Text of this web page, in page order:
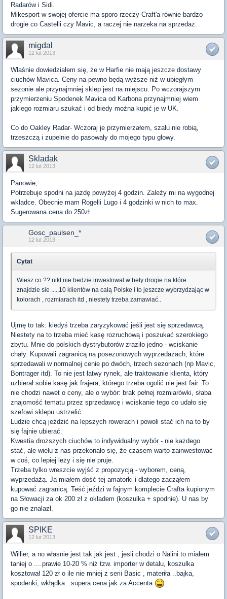
Radarów i Sidi.
Mikesport w swojej ofercie ma sporo rzeczy Craft'a równie bardzo
drogie co Castelli czy Mavic, a raczej nie narzeka na sprzedaż.
migdal
12 lut 2013
Właśnie dowiedziałem się, że w Harfie nie mają jeszcze dostawy
ciuchów Mavica. Ceny na pewno będą wyższe niż w ubiegłym
sezonie ale przynajmniej sklep jest na miejscu. Po wczorajszym
przymierzeniu Spodenek Mavica od Karbona przynajmniej wiem
jakiego rozmiaru szukać i od biedy można kupić je w UK.
Co do Oakley Radar- Wczoraj je przymierzałem, szału nie robią,
trzeszczą i zupelnie do pasowały do mojego typu głowy.
Skladak
12 lut 2013
Panowie,
Potrzebuje spodni na jazdę powyżej 4 godzin. Zależy mi na wygodnej
wkładce. Obecnie mam Rogelli Lugo i 4 godzinki w nich to max.
Sugerowana cena do 250zł.
Gosc_paulsen_*
12 lut 2013
Cytat
Wiesz co ?? nikt nie bedzie inwestował w bety drogie na które
znajdzie sie .....10 klientów na całą Polske i to jeszcze wybrzydzając w
kolorach , rozmiarach itd , niestety trzeba zamawiać..
Ujmę to tak: kiedyś trzeba zaryzykować jeśli jest się sprzedawcą.
Niestety na to trzeba mieć kasę rozruchową i poszukać szerokiego
zbytu. Mnie do polskich dystrybutorów zraziło jedno - wciskanie
chały. Kupowali zagranicą na posezonowych wyprzedażach, które
sprzedawali w normalnej cenie po dwóch, trzech sezonach (np Mavic,
Bontrager itd). To nie jest łatwy rynek, ale traktowanie klienta, który
uzbierał sobie kasę jak frajera, którego trzeba ogolić nie jest fair. To
nie chodzi nawet o ceny, ale o wybór: brak pełnej rozmiarówki, słaba
znajomość tematu przez sprzedawcę i wciskanie tego co udało się
szefowi sklepu ustrzelić.
Ludzie chcą jeździć na lepszych rowerach i powoli stać ich na to by
się fajnie ubierać.
Kwestia droższych ciuchów to indywidualny wybór - nie każdego
stać, ale wielu z nas przekonało się, że czasem warto zainwestować
w coś, co lepiej leży i się nie pruje.
Trzeba tylko wreszcie wyjść z propozycją - wyborem, ceną,
wyprzedażą. Ja miałem dość tej amatorki i dlatego zacząłem
kupować zagranicą. Teść jeździ w fajnym komplecie Crafta kupionym
na Słowacji za ok 200 zł z okładem (koszulka + spodnie). U nas by
go nie znalazł.
SPIKE
12 lut 2013
Willier, a no własnie jest tak jak jest , jesli chodzi o Nalini to miałem
taniej o ....prawie 10-20 % niż tzw. importer w detalu, koszulka
kosztował 120 zł o ile nie mniej z serii Basic , materiła ..bajka,
spodenki, wkłądka ..supera cena jak za Accenta